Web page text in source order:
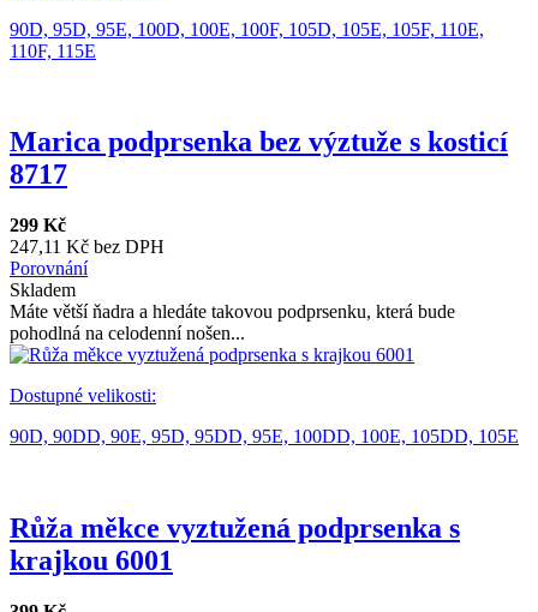
90D, 95D, 95E, 100D, 100E, 100F, 105D, 105E, 105F, 110E,
110F, 115E
Marica podprsenka bez výztuže s kosticí
8717
299 Kč
247,11 Kč bez DPH
Porovnání
Skladem
Máte větší ňadra a hledáte takovou podprsenku, která bude
pohodlná na celodenní nošen...
Dostupné velikosti:
90D, 90DD, 90E, 95D, 95DD, 95E, 100DD, 100E, 105DD, 105E
Růža měkce vyztužená podprsenka s
krajkou 6001